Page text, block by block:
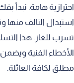
احترازية هامة. نبدأ
استبدال التالف منها
تسرب للغاز. هذا
الأخطاء الفنية
مطلق لكافة العائلة.